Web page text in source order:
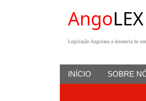
AngoLEX
Legislação Angolana a distancia de
INÍCIO SOBRE